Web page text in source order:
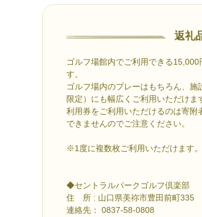
返礼
ゴルフ場館内でご利用できる
す。
ゴルフ場内のプレーはもちろん、
限定）にも幅広くご利用いただけま
利用券をご利用いただけるのは寄附
できませんのでご注意ください。
※1度に複数枚ご利用いただけます。
◆セントラルパークゴルフ倶楽部
住 所 : 山口県美祢市豊田前町335
連絡先： 0837-58-0808